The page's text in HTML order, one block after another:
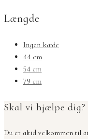
Længde
Ingen kæde
44 cm
54 cm
79 cm
Skal vi hjælpe dig?
Du er altid velkommen til